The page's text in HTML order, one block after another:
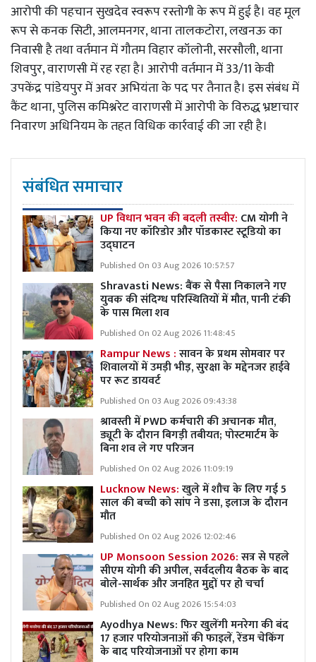
आरोपी की पहचान सुखदेव स्वरूप रस्तोगी के रूप में हुई है। वह मूल
रूप से कनक सिटी, आलमनगर, थाना तालकटोरा, लखनऊ का
निवासी है तथा वर्तमान में गौतम विहार कॉलोनी, सरसौली, थाना
शिवपुर, वाराणसी में रह रहा है। आरोपी वर्तमान में 33/11 केवी
उपकेंद्र पांडेयपुर में अवर अभियंता के पद पर तैनात है। इस संबंध में
कैंट थाना, पुलिस कमिश्नरेट वाराणसी में आरोपी के विरुद्ध भ्रष्टाचार
निवारण अधिनियम के तहत विधिक कार्रवाई की जा रही है।
संबंधित समाचार
UP विधान भवन की बदली तस्वीर: CM योगी ने
किया नए कॉरिडोर और पॉडकास्ट स्टूडियो का
उद्घाटन
Published On 03 Aug 2026 10:57:57
Shravasti News: बैंक से पैसा निकालने गए
युवक की संदिग्ध परिस्थितियों में मौत, पानी टंकी
के पास मिला शव
Published On 02 Aug 2026 11:48:45
Rampur News :सावन के प्रथम सोमवार पर
शिवालयों में उमड़ी भीड़, सुरक्षा के मद्देनजर हाईवे
पर रूट डायवर्ट
Published On 03 Aug 2026 09:43:38
श्रावस्ती में PWD कर्मचारी की अचानक मौत,
ड्यूटी के दौरान बिगड़ी तबीयत; पोस्टमार्टम के
बिना शव ले गए परिजन
Published On 02 Aug 2026 11:09:19
Lucknow News:खुले में शौच के लिए गई 5
साल की बच्ची को सांप ने डसा, इलाज के दौरान
मौत
Published On 02 Aug 2026 12:02:46
UP Monsoon Session 2026:सत्र से पहले
सीएम योगी की अपील, सर्वदलीय बैठक के बाद
बोले-सार्थक और जनहित मुद्दों पर हो चर्चा
Published On 02 Aug 2026 15:54:03
Ayodhya News: फिर खुलेंगी मनरेगा की बंद
17 हजार परियोजनाओं की फाइलें, रेंडम चेकिंग
के बाद परियोजनाओं पर होगा काम